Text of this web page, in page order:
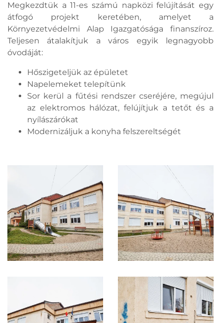
Megkezdtük a 11-es számú napközi felújítását egy
átfogó projekt keretében, amelyet a
Környezetvédelmi Alap Igazgatósága finanszíroz.
Teljesen átalakítjuk a város egyik legnagyobb
óvodáját:
Hőszigeteljük az épületet
Napelemeket telepítünk
Sor kerül a fűtési rendszer cseréjére, megújul
az elektromos hálózat, felújítjuk a tetőt és a
nyílászárókat
Modernizáljuk a konyha felszereltségét